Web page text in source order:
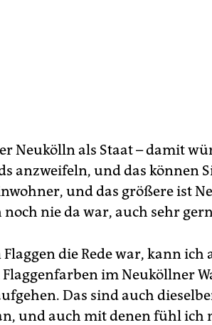
Neukölln als Staat – damit
anzweifeln, und das können
und das größere ist
nie da war, auch sehr
die Rede war, kann ich
im Neuköllner
Das sind auch
und auch mit denen fühl ich